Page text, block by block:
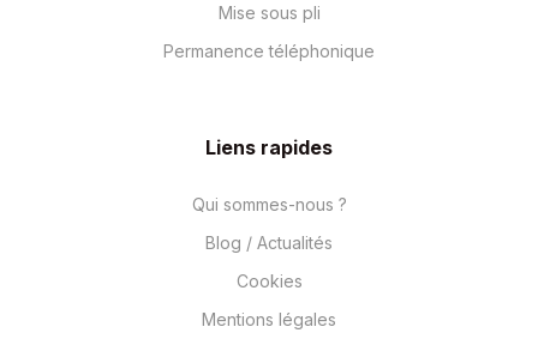
Mise sous pli
Permanence téléphonique
Liens rapides
Qui sommes-nous ?
Blog / Actualités
Cookies
Mentions légales